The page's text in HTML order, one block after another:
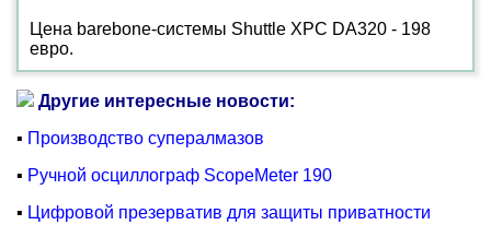
Цена barebone-системы Shuttle XPC DA320 - 198
евро.
Другие интересные новости:
▪ Производство супералмазов
▪ Ручной осциллограф ScopeMeter 190
▪ Цифровой презерватив для защиты приватности